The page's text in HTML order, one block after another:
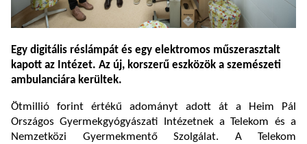
Egy digitális réslámpát és egy elektromos műszerasztalt
kapott az Intézet. Az új, korszerű eszközök a szemészeti
ambulanciára kerültek.
Ötmillió forint értékű adományt adott át a Heim Pál
Országos Gyermekgyógyászati Intézetnek a Telekom és a
Nemzetközi Gyermekmentő Szolgálat. A Telekom